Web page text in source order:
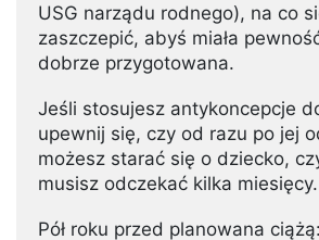
USG narządu rodnego), na co
zaszczepić, abyś miała
dobrze przygotowana.
Jeśli stosujesz antykoncepcje
upewnij się, czy od razu po jej
możesz starać się o dziecko,
musisz odczekać kilka miesięcy.
Pół roku przed planowana ciążą: